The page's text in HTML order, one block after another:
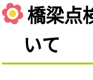
橋梁点
いて